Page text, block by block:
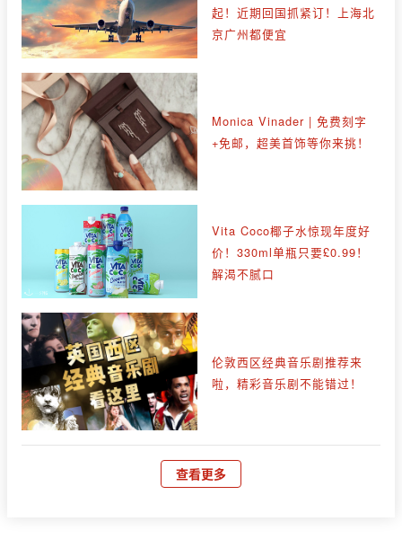
起！近期回国抓紧订！上海北
京广州都便宜
Monica Vinader | 免费刻字
+免邮，超美首饰等你来挑！
Vita Coco椰子水惊现年度好
价！330ml单瓶只要£0.99！
解渴不腻口
伦敦西区经典音乐剧推荐来
啦，精彩音乐剧不能错过！
查看更多